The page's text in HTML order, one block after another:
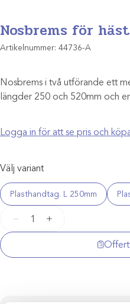
Nosbrems för häst
Artikelnummer: 44736-A
Nosbrems i två utförande ett
längder 250 och 520mm och
Logga in för att se pris och
Välj variant
Plasthandtag. L 250mm
Nosbrems
häst
mängd
+